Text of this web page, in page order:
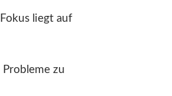
liegt auf
zu